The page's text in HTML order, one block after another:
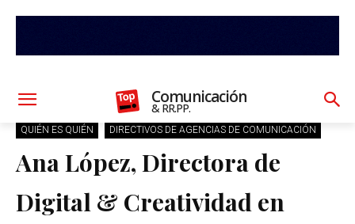
Comunicación
& RR.PP.
QUIÉN ES QUIÉN DIRECTIVOS DE AGENCIAS DE COMUNICACIÓN
Ana López, Directora de
Digital & Creatividad en